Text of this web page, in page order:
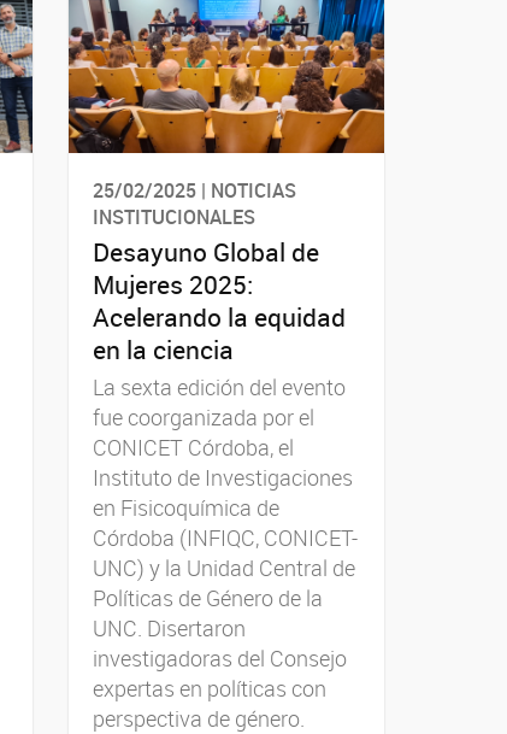
25/02/2025 | NOTICIAS
INSTITUCIONALES
Desayuno Global de
Mujeres 2025:
Acelerando la equidad
en la ciencia
La sexta edición del evento
fue coorganizada por el
CONICET Córdoba, el
Instituto de Investigaciones
en Fisicoquímica de
Córdoba (INFIQC, CONICET-
UNC) y la Unidad Central de
Políticas de Género de la
UNC. Disertaron
investigadoras del Consejo
expertas en políticas con
perspectiva de género.